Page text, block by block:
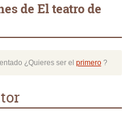
de El teatro de
¿Quieres ser el primero?